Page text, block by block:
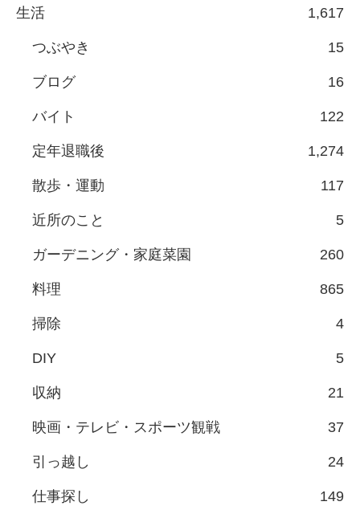
生活 1,617
つぶやき 15
ブログ 16
バイト 122
定年退職後 1,274
散歩・運動 117
近所のこと 5
ガーデニング・家庭菜園 260
料理 865
掃除 4
DIY 5
収納 21
映画・テレビ・スポーツ観戦 37
引っ越し 24
仕事探し 149